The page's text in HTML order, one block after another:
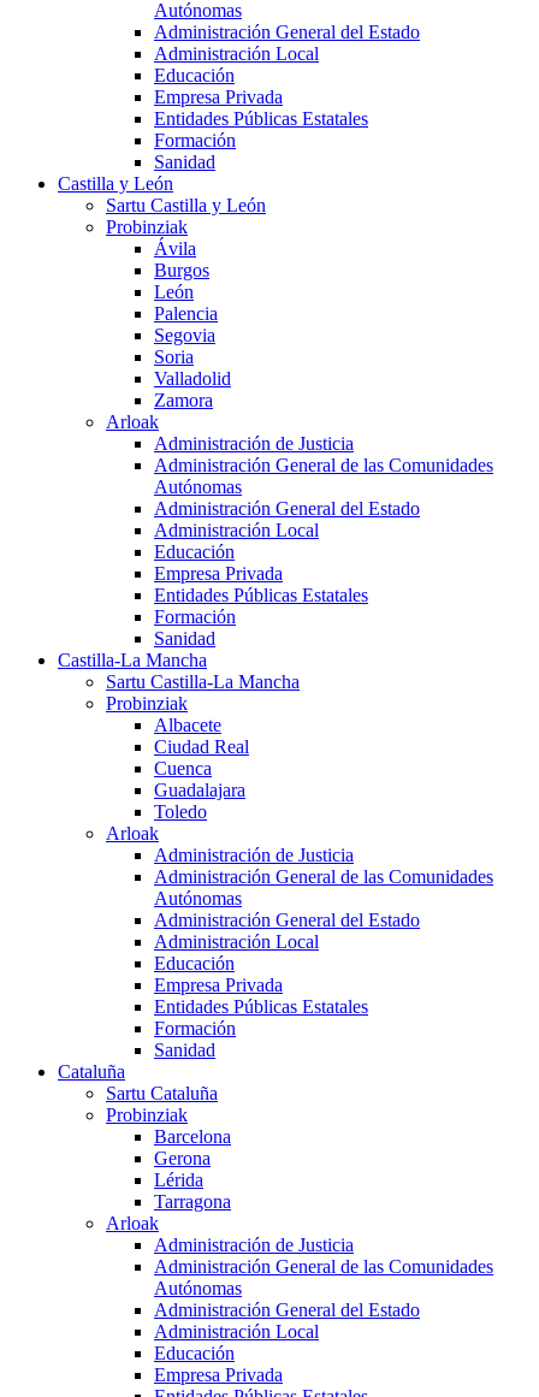
Autónomas
Administración General del Estado
Administración Local
Educación
Empresa Privada
Entidades Públicas Estatales
Formación
Sanidad
Castilla y León
Sartu Castilla y León
Probinziak
Ávila
Burgos
León
Palencia
Segovia
Soria
Valladolid
Zamora
Arloak
Administración de Justicia
Administración General de las Comunidades
Autónomas
Administración General del Estado
Administración Local
Educación
Empresa Privada
Entidades Públicas Estatales
Formación
Sanidad
Castilla-La Mancha
Sartu Castilla-La Mancha
Probinziak
Albacete
Ciudad Real
Cuenca
Guadalajara
Toledo
Arloak
Administración de Justicia
Administración General de las Comunidades
Autónomas
Administración General del Estado
Administración Local
Educación
Empresa Privada
Entidades Públicas Estatales
Formación
Sanidad
Cataluña
Sartu Cataluña
Probinziak
Barcelona
Gerona
Lérida
Tarragona
Arloak
Administración de Justicia
Administración General de las Comunidades
Autónomas
Administración General del Estado
Administración Local
Educación
Empresa Privada